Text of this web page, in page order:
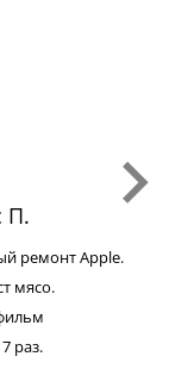
Apple.